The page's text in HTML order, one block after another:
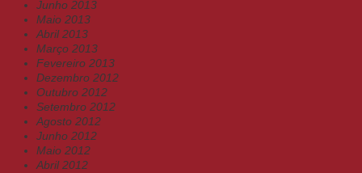
Junho 2013
Maio 2013
Abril 2013
Março 2013
Fevereiro 2013
Dezembro 2012
Outubro 2012
Setembro 2012
Agosto 2012
Junho 2012
Maio 2012
Abril 2012